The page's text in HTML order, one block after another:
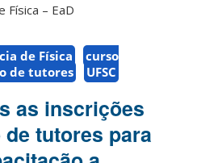
Física – EaD
de Física
curso
de tutores UFSC
as inscrições
tutores para